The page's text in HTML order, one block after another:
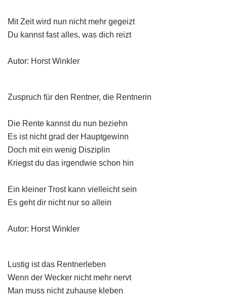
Mit Zeit wird nun nicht mehr gegeizt
Du kannst fast alles, was dich reizt
Autor: Horst Winkler
Zuspruch für den Rentner, die Rentnerin
Die Rente kannst du nun beziehn
Es ist nicht grad der Hauptgewinn
Doch mit ein wenig Disziplin
Kriegst du das irgendwie schon hin
Ein kleiner Trost kann vielleicht sein
Es geht dir nicht nur so allein
Autor: Horst Winkler
Lustig ist das Rentnerleben
Wenn der Wecker nicht mehr nervt
Man muss nicht zuhause kleben